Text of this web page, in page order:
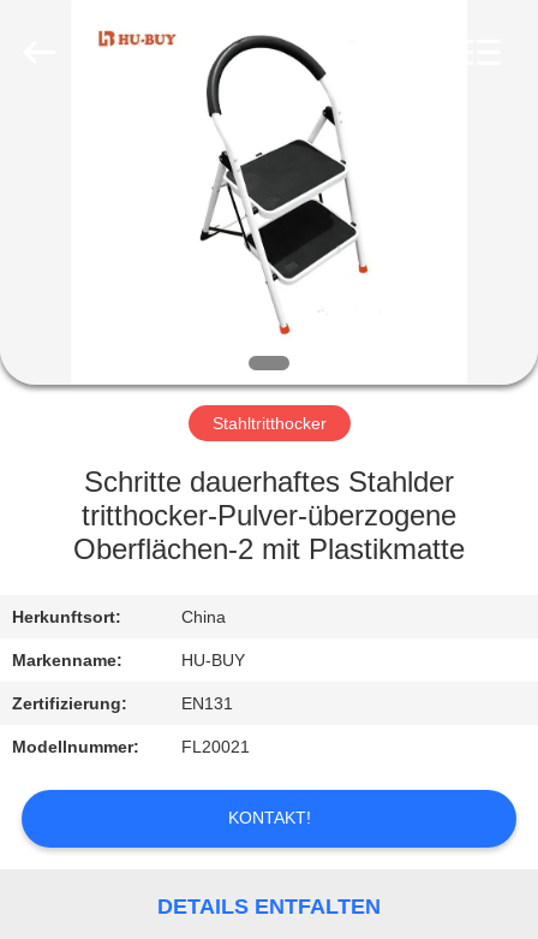
FABRIK-
QUALITÄTSKONTROLLE
SIE
MIT
UNS
IN
VERBINDUNG
FORDERN
Stahltritthocker
Schritte dauerhaftes Stahlder
tritthocker-Pulver-überzogene
Oberflächen-2 mit Plastikmatte
Herkunftsort: China
Markenname: HU-BUY
Zertifizierung: EN131
Modellnummer: FL20021
KONTAKT!
DETAILS ENTFALTEN